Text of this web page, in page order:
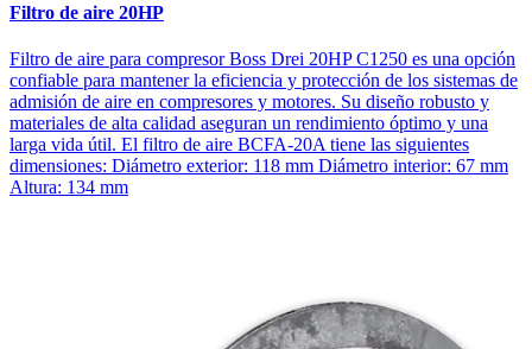
Filtro de aire 20HP
Filtro de aire para compresor Boss Drei 20HP C1250 es una opción
confiable para mantener la eficiencia y protección de los sistemas de
admisión de aire en compresores y motores. Su diseño robusto y
materiales de alta calidad aseguran un rendimiento óptimo y una
larga vida útil. El filtro de aire BCFA-20A tiene las siguientes
dimensiones: Diámetro exterior: 118 mm Diámetro interior: 67 mm
Altura: 134 mm